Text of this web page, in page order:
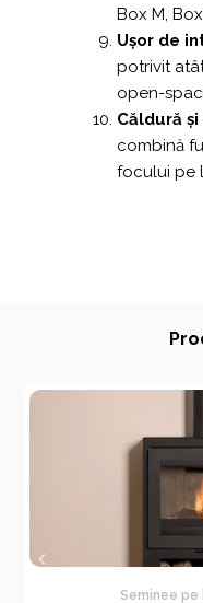
Box M,
Ușor de
potrivit
open-
Căldură
combină
focului pe
Seminee pe